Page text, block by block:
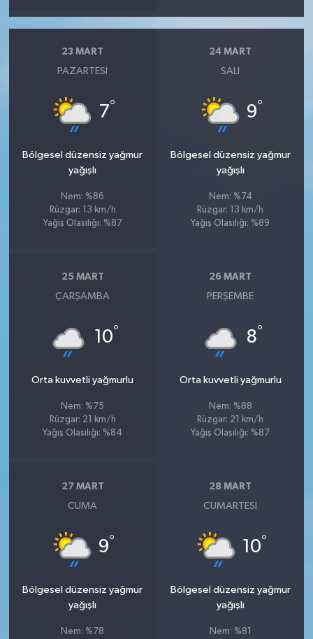
23 MART
PAZARTESI
7°
Bölgesel düzensiz yağmur
yağışlı
Nem: %86
Rüzgar: 13 km/h
Yağış Olasılığı: %87
24 MART
SALI
9°
Bölgesel düzensiz yağmur
yağışlı
Nem: %74
Rüzgar: 13 km/h
Yağış Olasılığı: %89
25 MART
ÇARŞAMBA
10°
Orta kuvvetli yağmurlu
Nem: %75
Rüzgar: 21 km/h
Yağış Olasılığı: %84
26 MART
PERŞEMBE
8°
Orta kuvvetli yağmurlu
Nem: %88
Rüzgar: 21 km/h
Yağış Olasılığı: %87
27 MART
CUMA
9°
Bölgesel düzensiz yağmur
yağışlı
Nem: %78
28 MART
CUMARTESI
10°
Bölgesel düzensiz yağmur
yağışlı
Nem: %81